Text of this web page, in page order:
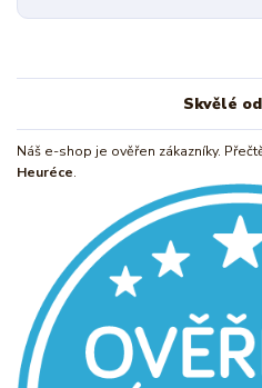
Skvělé
Náš e-shop je ověřen zákazníky.
Heuréce.